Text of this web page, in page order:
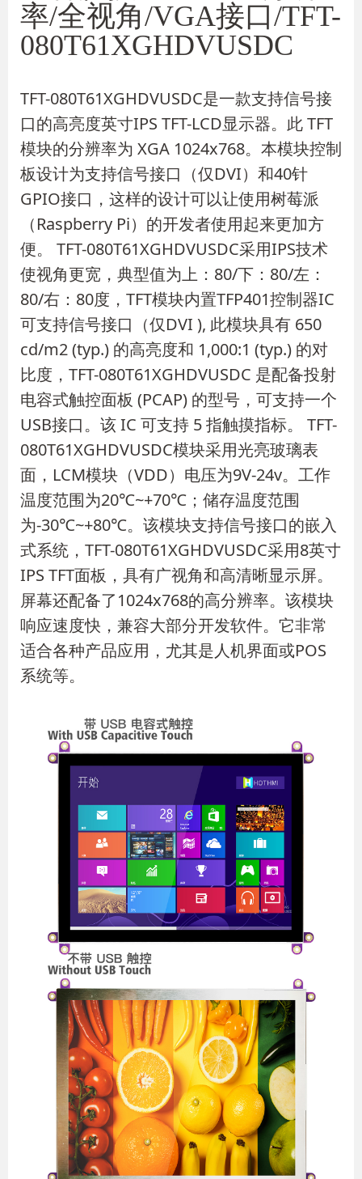
率/全视角/VGA接口/TFT-
080T61XGHDVUSDC
TFT-080T61XGHDVUSDC是一款支持信号接
口的高亮度英寸IPS TFT-LCD显示器。此 TFT
模块的分辨率为 XGA 1024x768。本模块控制
板设计为支持信号接口（仅DVI）和40针
GPIO接口，这样的设计可以让使用树莓派
（Raspberry Pi）的开发者使用起来更加方
便。 TFT-080T61XGHDVUSDC采用IPS技术
使视角更宽，典型值为上：80/下：80/左：
80/右：80度，TFT模块内置TFP401控制器IC
可支持信号接口（仅DVI ), 此模块具有 650
cd/m2 (typ.) 的高亮度和 1,000:1 (typ.) 的对
比度，TFT-080T61XGHDVUSDC 是配备投射
电容式触控面板 (PCAP) 的型号，可支持一个
USB接口。该 IC 可支持 5 指触摸指标。 TFT-
080T61XGHDVUSDC模块采用光亮玻璃表
面，LCM模块（VDD）电压为9V-24v。工作
温度范围为20℃~+70℃；储存温度范围
为-30℃~+80℃。该模块支持信号接口的嵌入
式系统，TFT-080T61XGHDVUSDC采用8英寸
IPS TFT面板，具有广视角和高清晰显示屏。
屏幕还配备了1024x768的高分辨率。该模块
响应速度快，兼容大部分开发软件。它非常
适合各种产品应用，尤其是人机界面或POS
系统等。